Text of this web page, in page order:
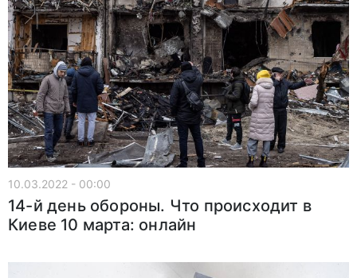
10.03.2022 - 00:00
14-й день обороны. Что происходит в
Киеве 10 марта: онлайн